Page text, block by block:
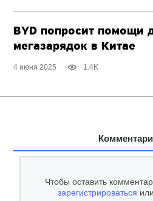
BYD попросит помощи
мегазарядок в Китае
4 июня 2025 1.4K
Чтобы оставить
зарегистрироваться